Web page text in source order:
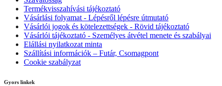
Termékvisszahívási tájékoztató
Vásárlási folyamat - Lépésről lépésre útmutató
Vásárlói jogok és kötelezettségek - Rövid tájékoztató
Vásárlói tájékoztató - Személyes átvétel menete és szabályai
Elállási nyilatkozat minta
Szállítási információk – Futár, Csomagpont
Cookie szabályzat
Gyors linkek